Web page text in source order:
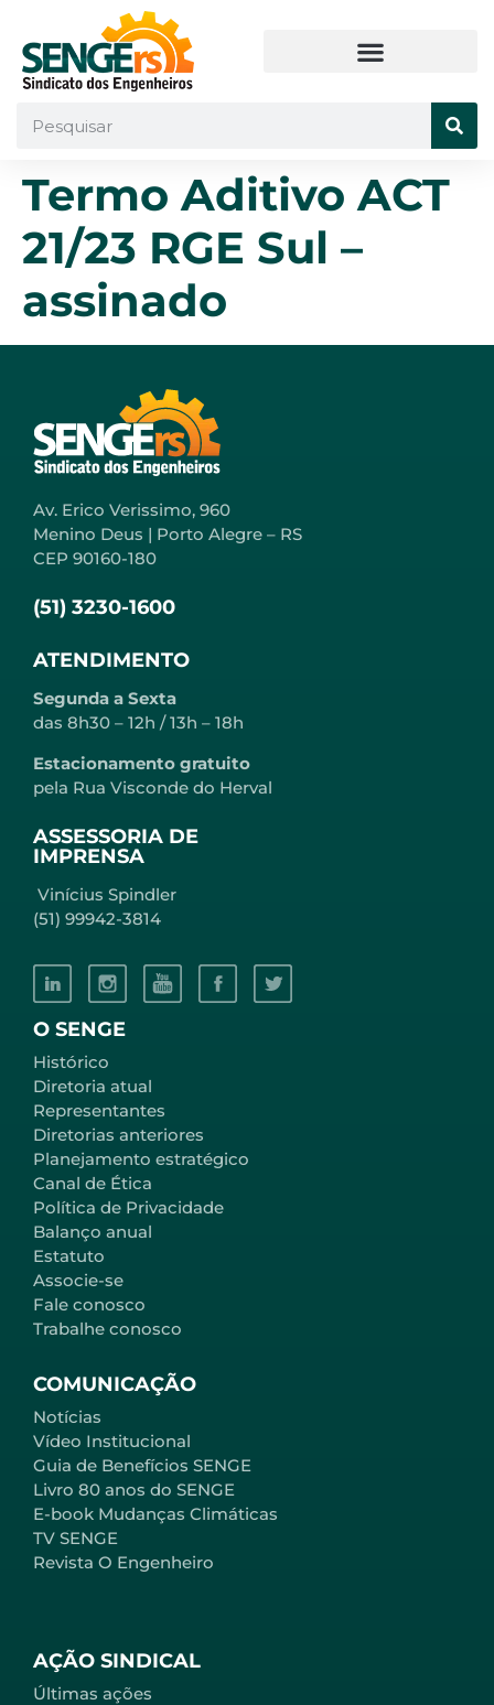
Termo Aditivo ACT
21/23 RGE Sul –
assinado
AÇÃO SINDICAL
Últimas ações
O SENGE
Histórico
Diretoria atual
Representantes
Diretorias anteriores
Planejamento estratégico
Canal de Ética
Política de Privacidade
Balanço anual
Estatuto
Associe-se
Fale conosco
Trabalhe conosco
COMUNICAÇÃO
Notícias
Vídeo Institucional
Guia de Benefícios SENGE
Livro 80 anos do SENGE
E-book Mudanças Climáticas
TV SENGE
Revista O Engenheiro
Av. Erico Verissimo, 960
Menino Deus | Porto Alegre – RS
CEP 90160-180
(51) 3230-1600
ATENDIMENTO
Segunda a Sexta
das 8h30 – 12h / 13h – 18h
Estacionamento gratuito
pela Rua Visconde do Herval
ASSESSORIA DE
IMPRENSA
Vinícius Spindler
(51) 99942-3814